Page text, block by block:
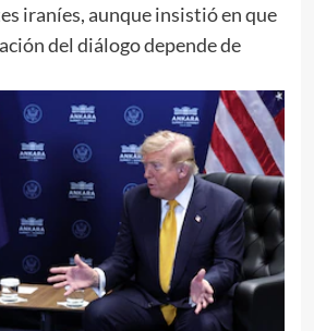
iraníes, aunque insistió en que
del diálogo depende de